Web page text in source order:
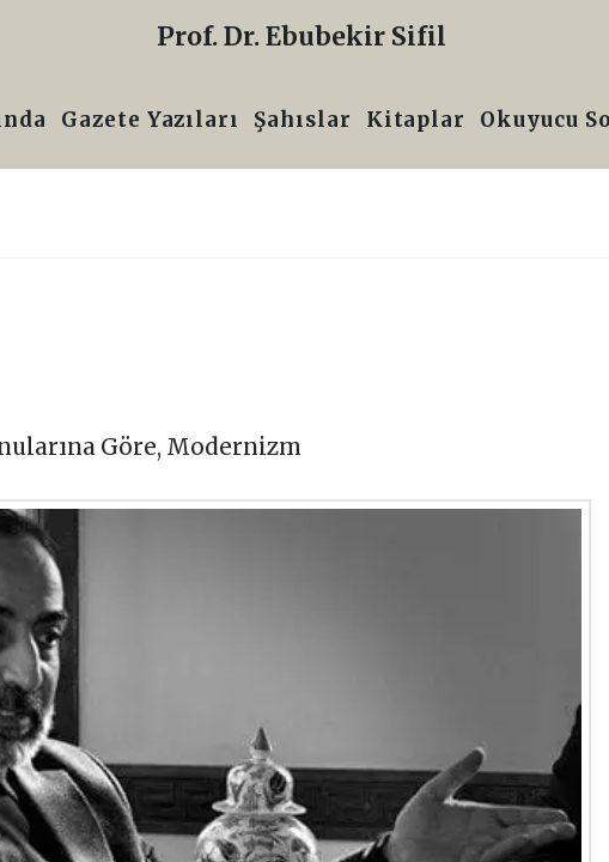
Prof. Dr. Ebubekir Sifil
Gazete Yazıları Şahıslar Kitaplar Okuyucu
Göre, Modernizm